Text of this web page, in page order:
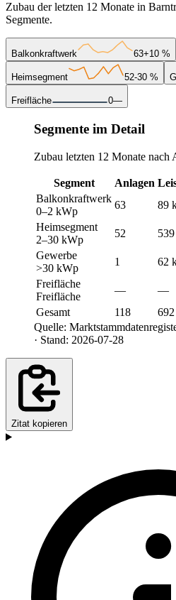
Zubau der letzten 12 Monate in
Segmente.
Balkonkraftwerk 63+10 %
Heimsegment 52-30 %
Freifläche 0—
Segmente im Detail
Zubau letzten 12 Monate nach
Segment Anlagen
Balkonkraftwerk
0–2 kWp
63 89
Heimsegment
2–30 kWp
52
Gewerbe
>30 kWp
1 62
Freifläche
Freifläche
— —
Gesamt
118
Quelle:
· Stand: 2026-07-28
Zitat kopieren